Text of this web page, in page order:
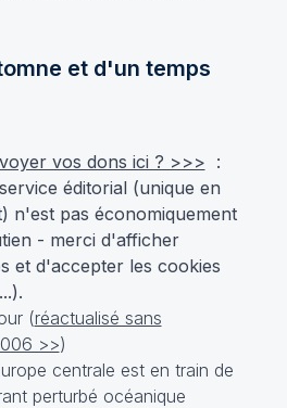
et d'un temps
vos dons ici ? >>> :
éditorial (unique en
n'est pas économiquement
- merci d'afficher
et d'accepter les cookies
(réactualisé sans
>>)
centrale est en train de
perturbé océanique